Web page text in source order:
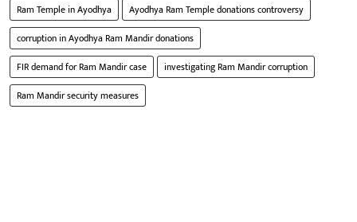
Ram Temple in Ayodhya
Ayodhya Ram Temple donations controversy
corruption in Ayodhya Ram Mandir donations
FIR demand for Ram Mandir case
investigating Ram Mandir corruption
Ram Mandir security measures